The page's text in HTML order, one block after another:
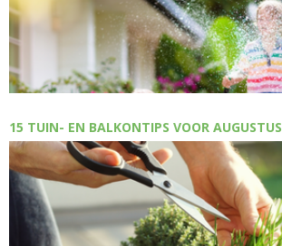
15 TUIN- EN BALKONTIPS VOOR AUGUSTUS